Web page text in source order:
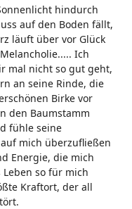
hindurch
auf den Boden fällt,
läuft über vor Glück
Ich
mal nicht so gut geht,
an seine Rinde, die
Birke vor
den Baumstamm
fühle seine
mich überzufließen
Energie, die mich
so für mich
Kraftort, der all